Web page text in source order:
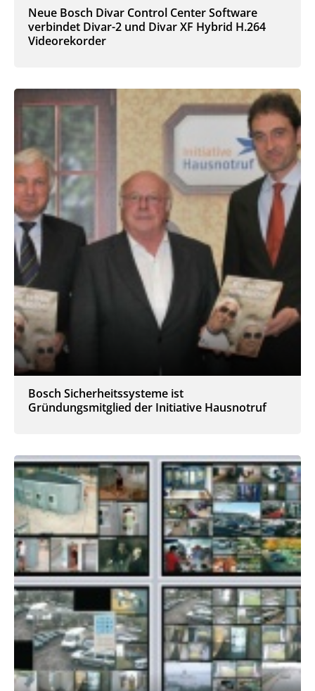
Neue Bosch Divar Control Center Software
verbindet Divar-2 und Divar XF Hybrid H.264
Videorekorder
Bosch Sicherheitssysteme ist
Gründungsmitglied der Initiative Hausnotruf